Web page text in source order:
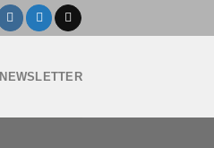
NEWSLETTER